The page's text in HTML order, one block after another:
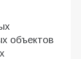
объектов